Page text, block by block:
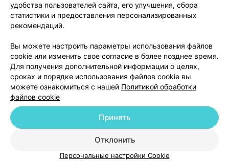
Написать руководителю 103.by
Обработка персональных данных
© 2026 ООО «Артокс Лаб», УНП 191700409
| 220012, Республика Беларусь,
Служба поддержки +375 291212755
удобства пользователей сайта, его улучшения, сбора
статистики и предоставления персонализированных
рекомендаций.
Вы можете настроить параметры использования файлов
cookie или изменить свое согласие в более позднее время.
Для получения дополнительной информации о целях,
сроках и порядке использования файлов cookie вы
можете ознакомиться с нашей Политикой обработки
файлов cookie
Отклонить
Принять
Персональные настройки Cookie